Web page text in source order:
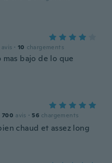
avis · 10 chargements
bajo de lo que
700 avis · 56 chargements
chaud et assez long